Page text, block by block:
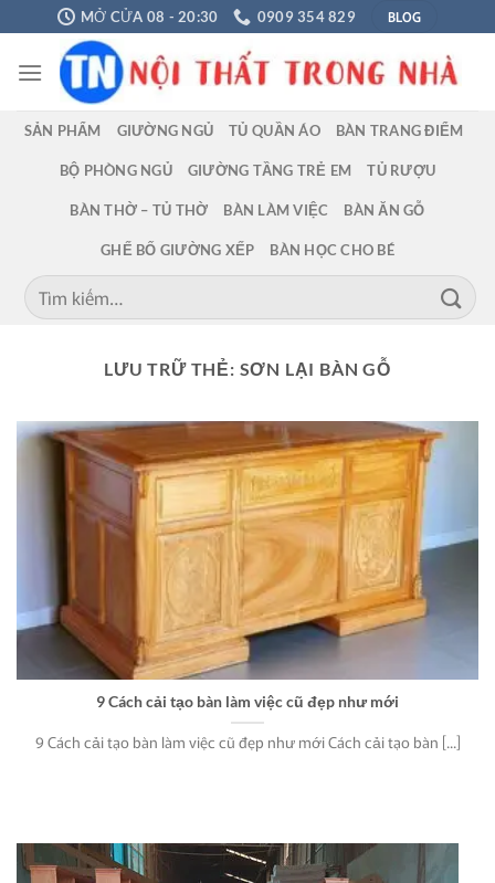
Chuyển
đến
nội
MỞ CỬA 08 - 20:30 0909 354 829 BLOG
SẢN PHẨM GIƯỜNG NGỦ TỦ QUẦN ÁO BÀN TRANG ĐIỂM
BỘ PHÒNG NGỦ GIƯỜNG TẦNG TRẺ EM TỦ RƯỢU
BÀN THỜ – TỦ THỜ BÀN LÀM VIỆC BÀN ĂN GỖ
GHẾ BỐ GIƯỜNG XẾP BÀN HỌC CHO BÉ
Tìm
kiếm:
LƯU TRỮ THẺ: SƠN LẠI BÀN GỖ
9 Cách cải tạo bàn làm việc cũ đẹp như mới
9 Cách cải tạo bàn làm việc cũ đẹp như mới Cách cải tạo bàn [...]